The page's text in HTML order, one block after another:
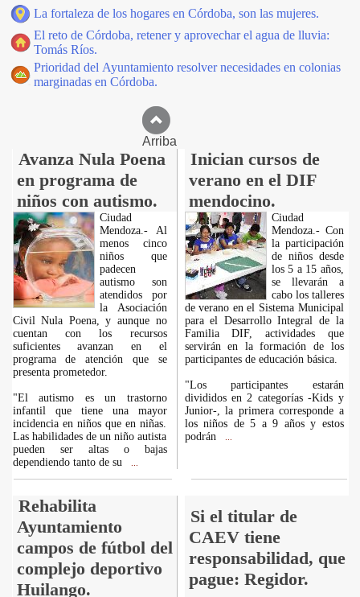
La fortaleza de los hogares en Córdoba, son las mujeres.
El reto de Córdoba, retener y aprovechar el agua de lluvia:
Tomás Ríos.
Prioridad del Ayuntamiento resolver necesidades en colonias
marginadas en Córdoba.
Arriba
Avanza Nula Poena
en programa de
niños con autismo.
Inician cursos de
verano en el DIF
mendocino.
Ciudad
Mendoza.- Al
menos cinco
niños que
padecen
autismo son
atendidos por
la Asociación
Civil Nula Poena, y aunque no
cuentan con los recursos
suficientes avanzan en el
programa de atención que se
presenta prometedor.
"El autismo es un trastorno
infantil que tiene una mayor
incidencia en niños que en niñas.
Las habilidades de un niño autista
pueden ser altas o bajas
dependiendo tanto de su
Ciudad
Mendoza.- Con
la participación
de niños desde
los 5 a 15 años,
se llevarán a
cabo los talleres
de verano en el Sistema Municipal
para el Desarrollo Integral de la
Familia DIF, actividades que
servirán en la formación de los
participantes de educación básica.
"Los participantes estarán
divididos en 2 categorías -Kids y
Junior-, la primera corresponde a
los niños de 5 a 9 años y estos
podrán
Rehabilita
Ayuntamiento
campos de fútbol del
complejo deportivo
Huilango.
Si el titular de
CAEV tiene
responsabilidad, que
pague: Regidor.